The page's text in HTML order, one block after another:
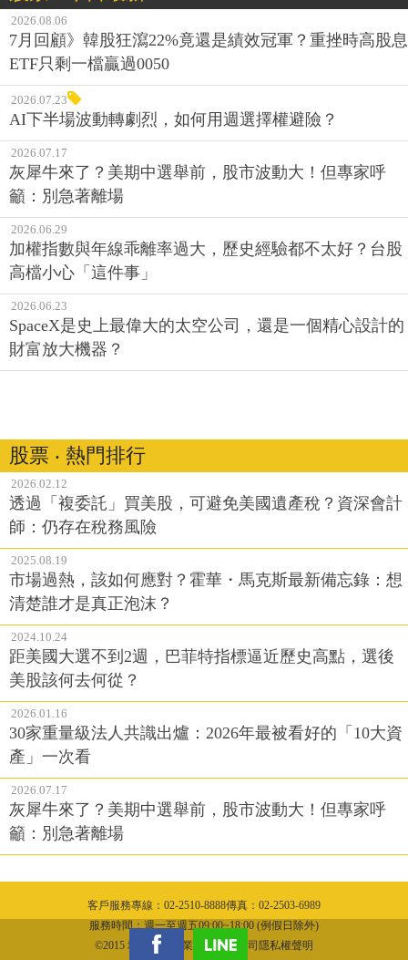
股票 ‧ 今日最新
2026.08.06
7月回顧》韓股狂瀉22%竟還是績效冠軍？重挫時高股息
ETF只剩一檔贏過0050
2026.07.23
AI下半場波動轉劇烈，如何用週選擇權避險？
2026.07.17
灰犀牛來了？美期中選舉前，股市波動大！但專家呼
籲：別急著離場
2026.06.29
加權指數與年線乖離率過大，歷史經驗都不太好？台股
高檔小心「這件事」
2026.06.23
SpaceX是史上最偉大的太空公司，還是一個精心設計的
股票 ‧ 熱門排行
2026.02.12
透過「複委託」買美股，可避免美國遺產稅？資深會計
師：仍存在稅務風險
2025.08.19
市場過熱，該如何應對？霍華・馬克斯最新備忘錄：想
清楚誰才是真正泡沫？
2024.10.24
距美國大選不到2週，巴菲特指標逼近歷史高點，選後
美股該何去何從？
2026.01.16
30家重量級法人共識出爐：2026年最被看好的「10大資
產」一次看
2026.07.17
灰犀牛來了？美期中選舉前，股市波動大！但專家呼
客戶服務專線：02-2510-8888傳真：02-2503-6989